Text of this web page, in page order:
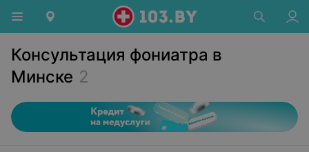
Консультация фониатра в
Минске 2